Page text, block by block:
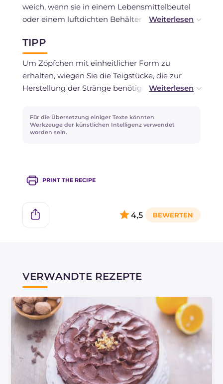
weich, wenn sie in einem Lebensmittelbeutel
oder einem luftdichten Behälter aufbewahrt
einfrieren und ein paar Stunden vor dem
Verzehr herausnehmen, indem Sie sie eine
Minute lang im warmen Ofen erwärmen, um
sie wieder so weich wie frisch gebacken zu
TIPP
Um Zöpfchen mit einheitlicher Form zu
erhalten, wiegen Sie die Teigstücke, die zur
Herstellung der Stränge benötigt werden. Auf
gebacken!
Für die Übersetzung einiger Texte könnten
Werkzeuge der künstlichen Intelligenz verwendet
worden sein.
PRINT THE RECIPE
4,5
VERWANDTE REZEPTE